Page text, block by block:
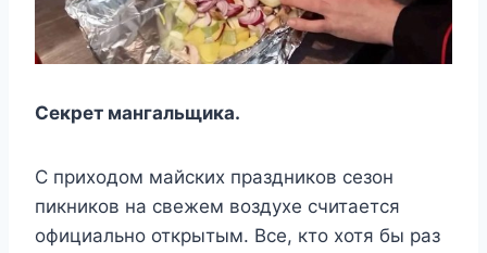
Секрет мангальщика.
С приходом майских праздников сезон
пикников на свежем воздухе считается
официально открытым. Все, кто хотя бы раз